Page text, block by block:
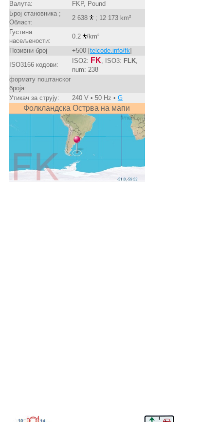
Валута:
FKP, Pound
Број становника ;
Област:
2 638
; 12 173 km²
Густина
насељености:
0.2
/km²
Позивни број
+500 [telcode.info/fk]
ISO3166 кодови:
ISO2: FK , ISO3: FLK,
num: 238
формату поштанског
броја:
Утикач за струју:
240 V • 50 Hz • G
Фолкландска Острва на мапи